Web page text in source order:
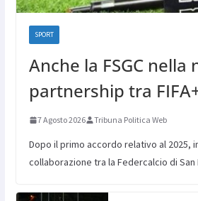
SPORT
Anche la FSGC nella
partnership tra
7 Agosto 2026 Tribuna Politica Web
Dopo il primo accordo relativo al 2025,
collaborazione tra la Federcalcio di San